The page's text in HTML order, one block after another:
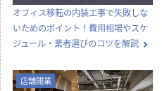
オフィス移転の内装工事で失敗しな
いためのポイント！費用相場やスケ
ジュール・業者選びのコツを解説
店舗開業